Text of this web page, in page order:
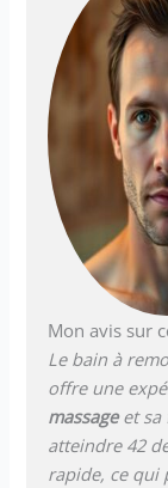
Mon avis sur
Le bain à
offre une
massageet sa
atteindre 42
rapide, ce qui